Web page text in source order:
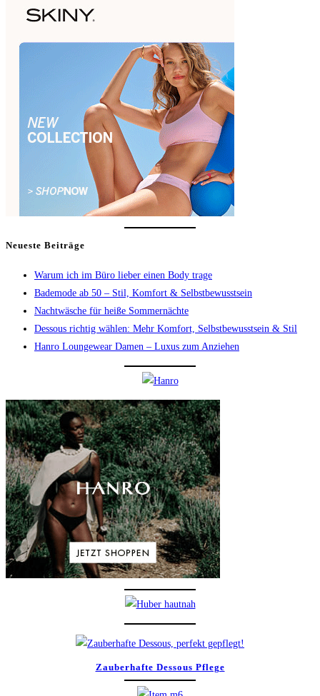
Neueste Beiträge
Warum ich im Büro lieber einen Body trage
Bademode ab 50 – Stil, Komfort & Selbstbewusstsein
Nachtwäsche für heiße Sommernächte
Dessous richtig wählen: Mehr Komfort, Selbstbewusstsein & Stil
Hanro Loungewear Damen – Luxus zum Anziehen
Zauberhafte Dessous Pflege